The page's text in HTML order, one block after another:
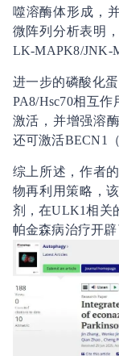
噬溶酶体形成，
微阵列分析表明
LK-MAPK8/JNK-
进一步的磷酸化
PA8/Hsc70相互
激活，并增强溶
还可激活BECN1
综上所述，作者
物再利用策略，
剂，在ULK1相关
帕金森病治疗开辟